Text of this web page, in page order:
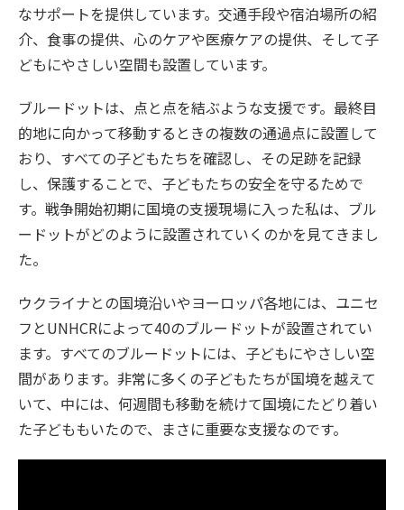
なサポートを提供しています。交通手段や宿泊場所の紹
介、食事の提供、心のケアや医療ケアの提供、そして子
どもにやさしい空間も設置しています。
ブルードットは、点と点を結ぶような支援です。最終目
的地に向かって移動するときの複数の通過点に設置して
おり、すべての子どもたちを確認し、その足跡を記録
し、保護することで、子どもたちの安全を守るためで
す。戦争開始初期に国境の支援現場に入った私は、ブル
ードットがどのように設置されていくのかを見てきまし
た。
ウクライナとの国境沿いやヨーロッパ各地には、ユニセ
フとUNHCRによって40のブルードットが設置されてい
ます。すべてのブルードットには、子どもにやさしい空
間があります。非常に多くの子どもたちが国境を越えて
いて、中には、何週間も移動を続けて国境にたどり着い
た子どももいたので、まさに重要な支援なのです。